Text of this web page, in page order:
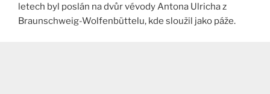
letech byl poslán na dvůr vévody Antona Ulricha z
Braunschweig-Wolfenbüttelu, kde sloužil jako páže.